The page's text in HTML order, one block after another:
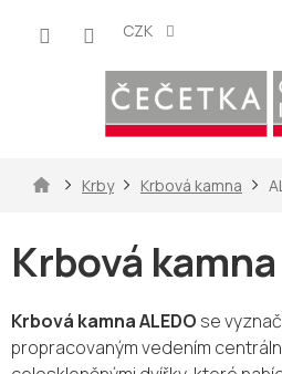
CZK
DomůKrby Krbová kamna
Krbová
Krbová kamna ALEDO se
propracovaným vedením